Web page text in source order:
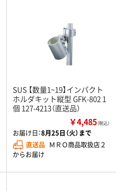
SUS 【数量1~19】インパクト
ホルダキット縦型 GFK-802 1
個 127-4213（直送品）
￥4,485（税込）
お届け日：8月25日（火）まで
直送品 ＭＲＯ商品取扱店２
からお届け